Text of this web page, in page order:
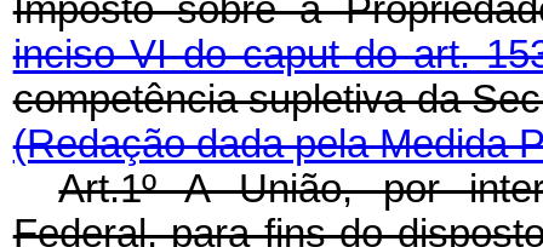
Imposto sobre a
inciso VI do caput do art.
competência supletiva da
(Redação dada pela Medida
Art.1º A União, por
Federal, para fins do